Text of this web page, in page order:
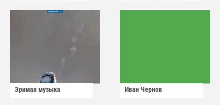
Зримая музыка Иван Чернов